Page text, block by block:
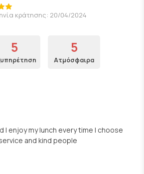
κράτησης: 20/04/2024
5 5
Ατμόσφαιρα
I enjoy my lunch every time I choose
and kind people